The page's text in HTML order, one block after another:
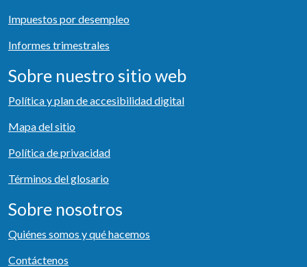
Impuestos por desempleo
Informes trimestrales
Sobre nuestro sitio web
Política y plan de accesibilidad digital
Mapa del sitio
Política de privacidad
Términos del glosario
Sobre nosotros
Quiénes somos y qué hacemos
Contáctenos